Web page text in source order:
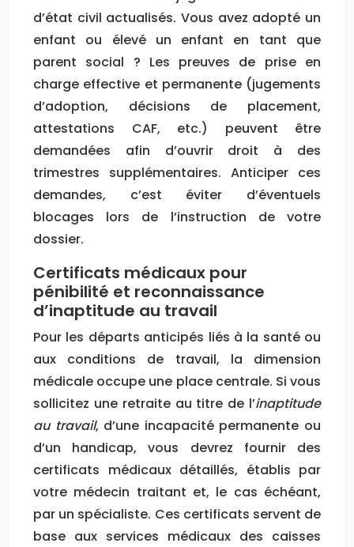
d’état civil actualisés. Vous avez adopté un
enfant ou élevé un enfant en tant que
parent social ? Les preuves de prise en
charge effective et permanente (jugements
d’adoption, décisions de placement,
attestations CAF, etc.) peuvent être
demandées afin d’ouvrir droit à des
trimestres supplémentaires. Anticiper ces
demandes, c’est éviter d’éventuels
blocages lors de l’instruction de votre
dossier.
Certificats médicaux pour
pénibilité et reconnaissance
d’inaptitude au travail
Pour les départs anticipés liés à la santé ou
aux conditions de travail, la dimension
médicale occupe une place centrale. Si vous
sollicitez une retraite au titre de l’inaptitude
au travail, d’une incapacité permanente ou
d’un handicap, vous devrez fournir des
certificats médicaux détaillés, établis par
votre médecin traitant et, le cas échéant,
par un spécialiste. Ces certificats servent de
base aux services médicaux des caisses